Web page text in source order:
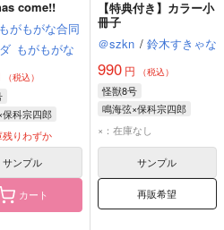
come!!
がもがな合同
もがもがな
（税込）
保科宗四郎
保科宗四郎
りわずか
サンプル
カート
【特典付き】カラー小
冊子
＠szkn / 鈴木すきゃな
990円 （税込）
怪獣8号
鳴海弦×保科宗四郎
鳴海弦
保科宗四郎
×：在庫なし
サンプル
再販希望